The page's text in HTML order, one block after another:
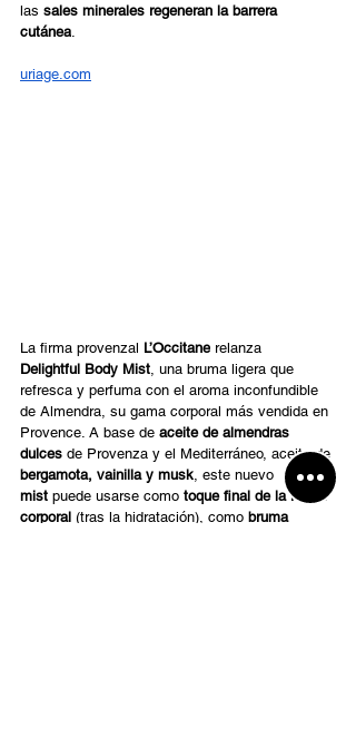
las sales minerales regeneran la barrera
cutánea
uriage.com
La firma provenzal L’Occitane relanza
Delightful Body Mist, una bruma ligera que
refresca y perfuma con el aroma inconfundible
de Almendra, su gama corporal más vendida en
Provence. A base de aceite de almendras
dulces de Provenza y el Mediterráneo, aceite de
bergamota, vainilla y musk, este nuevo
mist puede usarse como toque final de la rutina
corporal (tras la hidratación), como bruma